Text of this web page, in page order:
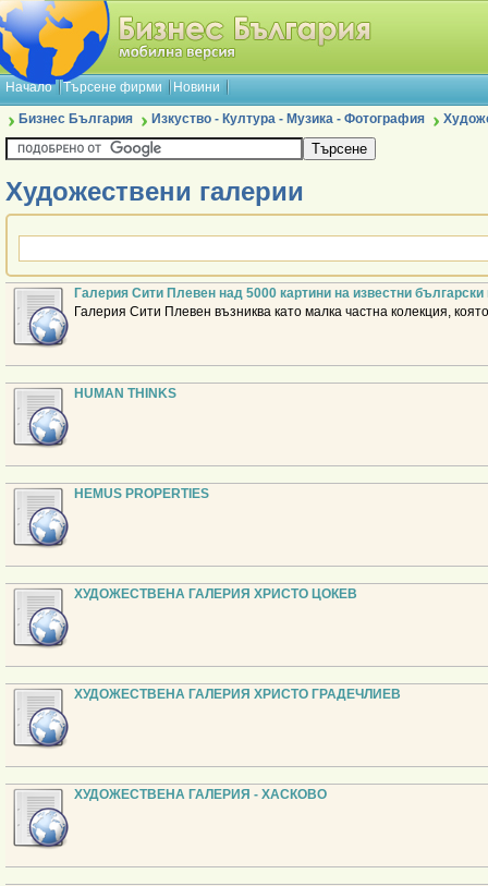
Начало Търсене фирми Новини
Бизнес България Изкуство - Култура - Музика - Фотография
Художествени галерии
Галерия Сити Плевен над 5000 картини на известни
Галерия Сити Плевен възниква като малка частна колекция,
HUMAN THINKS
HEMUS PROPERTIES
ХУДОЖЕСТВЕНА ГАЛЕРИЯ ХРИСТО ЦОКЕВ
ХУДОЖЕСТВЕНА ГАЛЕРИЯ ХРИСТО ГРАДЕЧЛИЕВ
ХУДОЖЕСТВЕНА ГАЛЕРИЯ - ХАСКОВО